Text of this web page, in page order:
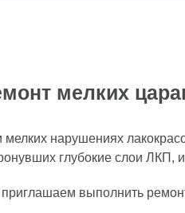
мелких
мелких нарушениях
глубокие слои ЛКП,
выполнить